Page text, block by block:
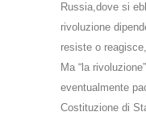
Russia,dove si
rivoluzione
resiste o
Ma “la
eventualmente
Costituzione di